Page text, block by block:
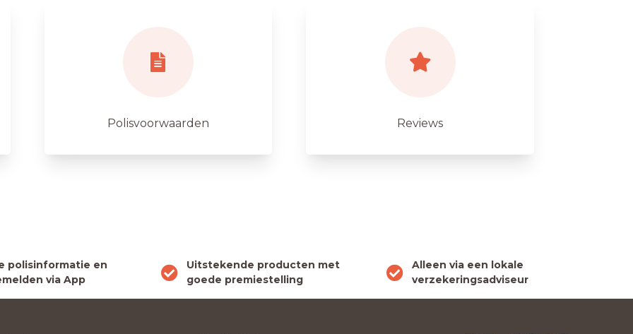
Polisvoorwaarden Reviews
polisinformatie en
via App
Uitstekende producten met
goede premiestelling
Alleen via een lokale
verzekeringsadviseur